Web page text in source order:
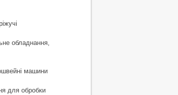
обладнання,
машини
для обробки